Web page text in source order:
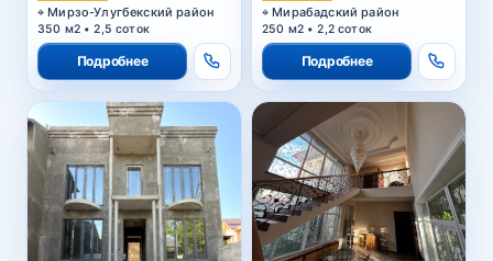
Мирзо-Улугбекский район
350 м2 • 2,5 соток
Подробнее
Мирабадский район
250 м2 • 2,2 соток
Подробнее